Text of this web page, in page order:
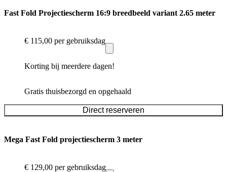
Fast Fold Projectiescherm 16:9 breedbeeld variant 2.65 meter
€ 115,00 per gebruiksdag
Korting bij meerdere dagen!
Gratis thuisbezorgd en opgehaald
Direct reserveren
Mega Fast Fold projectiescherm 3 meter
€ 129,00 per gebruiksdag